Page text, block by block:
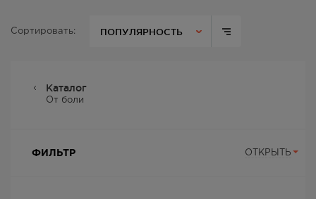
Сортировать: ПОПУЛЯРНОСТЬ
Каталог
От боли
ФИЛЬТР ОТКРЫТЬ